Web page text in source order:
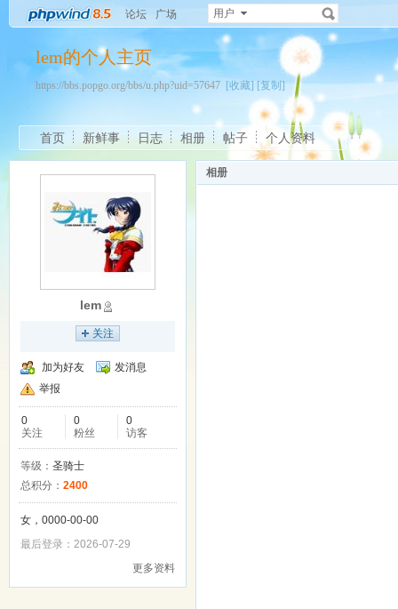
论坛 广场 用户
lem的个人主页
https://bbs.popgo.org/bbs/u.php?uid=57647 [收藏] [复制]
首页 新鲜事 日志 相册 帖子 个人资料
lem
关注
加为好友
发消息
举报
0
关注
0
粉丝
0
访客
等级： 圣骑士
总积分： 2400
女，0000-00-00
最后登录：2026-07-29
更多资料
相册